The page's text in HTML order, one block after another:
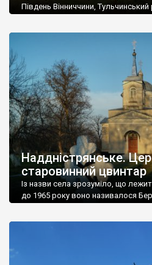
Південь Вінниччини,
старовинний цвинтар із кам’яними
збереглися, написані кирилицею,
мовою. За всіма традиційними
український. Хрести датуються 19
роках Болган […]
Наддністрянське.
старовинний цвинтар
Із назви села зрозуміло, що
до 1965 року воно називалося
Наддністрянське відрізняється
сіл. У селі є мурована